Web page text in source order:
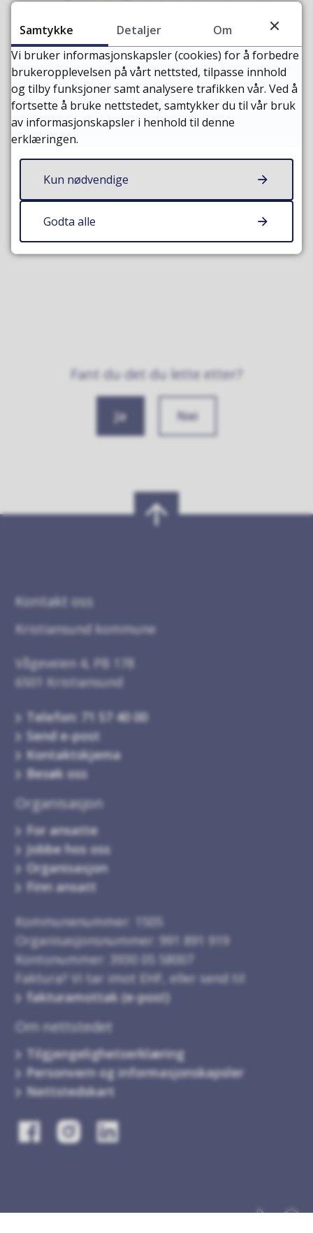
Praktiske opplysninger
Tid: Tirsdag 9.desember fra klokken 1800
Adresse: Freikollveien 765 (Varmestua i bunnen
av Freikollheisen)
Fant du det du lette etter?
Ja Nei
Kontakt oss
Kristiansund kommune
Vågeveien 4, PB 178
6501 Kristiansund
Telefon: 71 57 40 00
Send e-post
Kontaktskjema
Besøk oss
Organisasjon
For ansatte
Jobbe hos oss
Organisasjon
Finn ansatt
Kommunenummer: 1505
Organisasjonsnummer: 991 891 919
Kontonummer: 3930 05 58007
Faktura? Vi tar imot EHF, eller send til
fakturamottak (e-post)
Om nettstedet
Tilgjengelighetserklæring
Personvern og informasjonskapsler
Nettstedskart
Samtykke Detaljer
Om
Vi bruker informasjonskapsler (cookies) for å forbedre
brukeropplevelsen på vårt nettsted, tilpasse innhold
og tilby funksjoner samt analysere trafikken vår. Ved å
fortsette å bruke nettstedet, samtykker du til vår bruk
av informasjonskapsler i henhold til denne
erklæringen.
Kun nødvendige
Godta alle